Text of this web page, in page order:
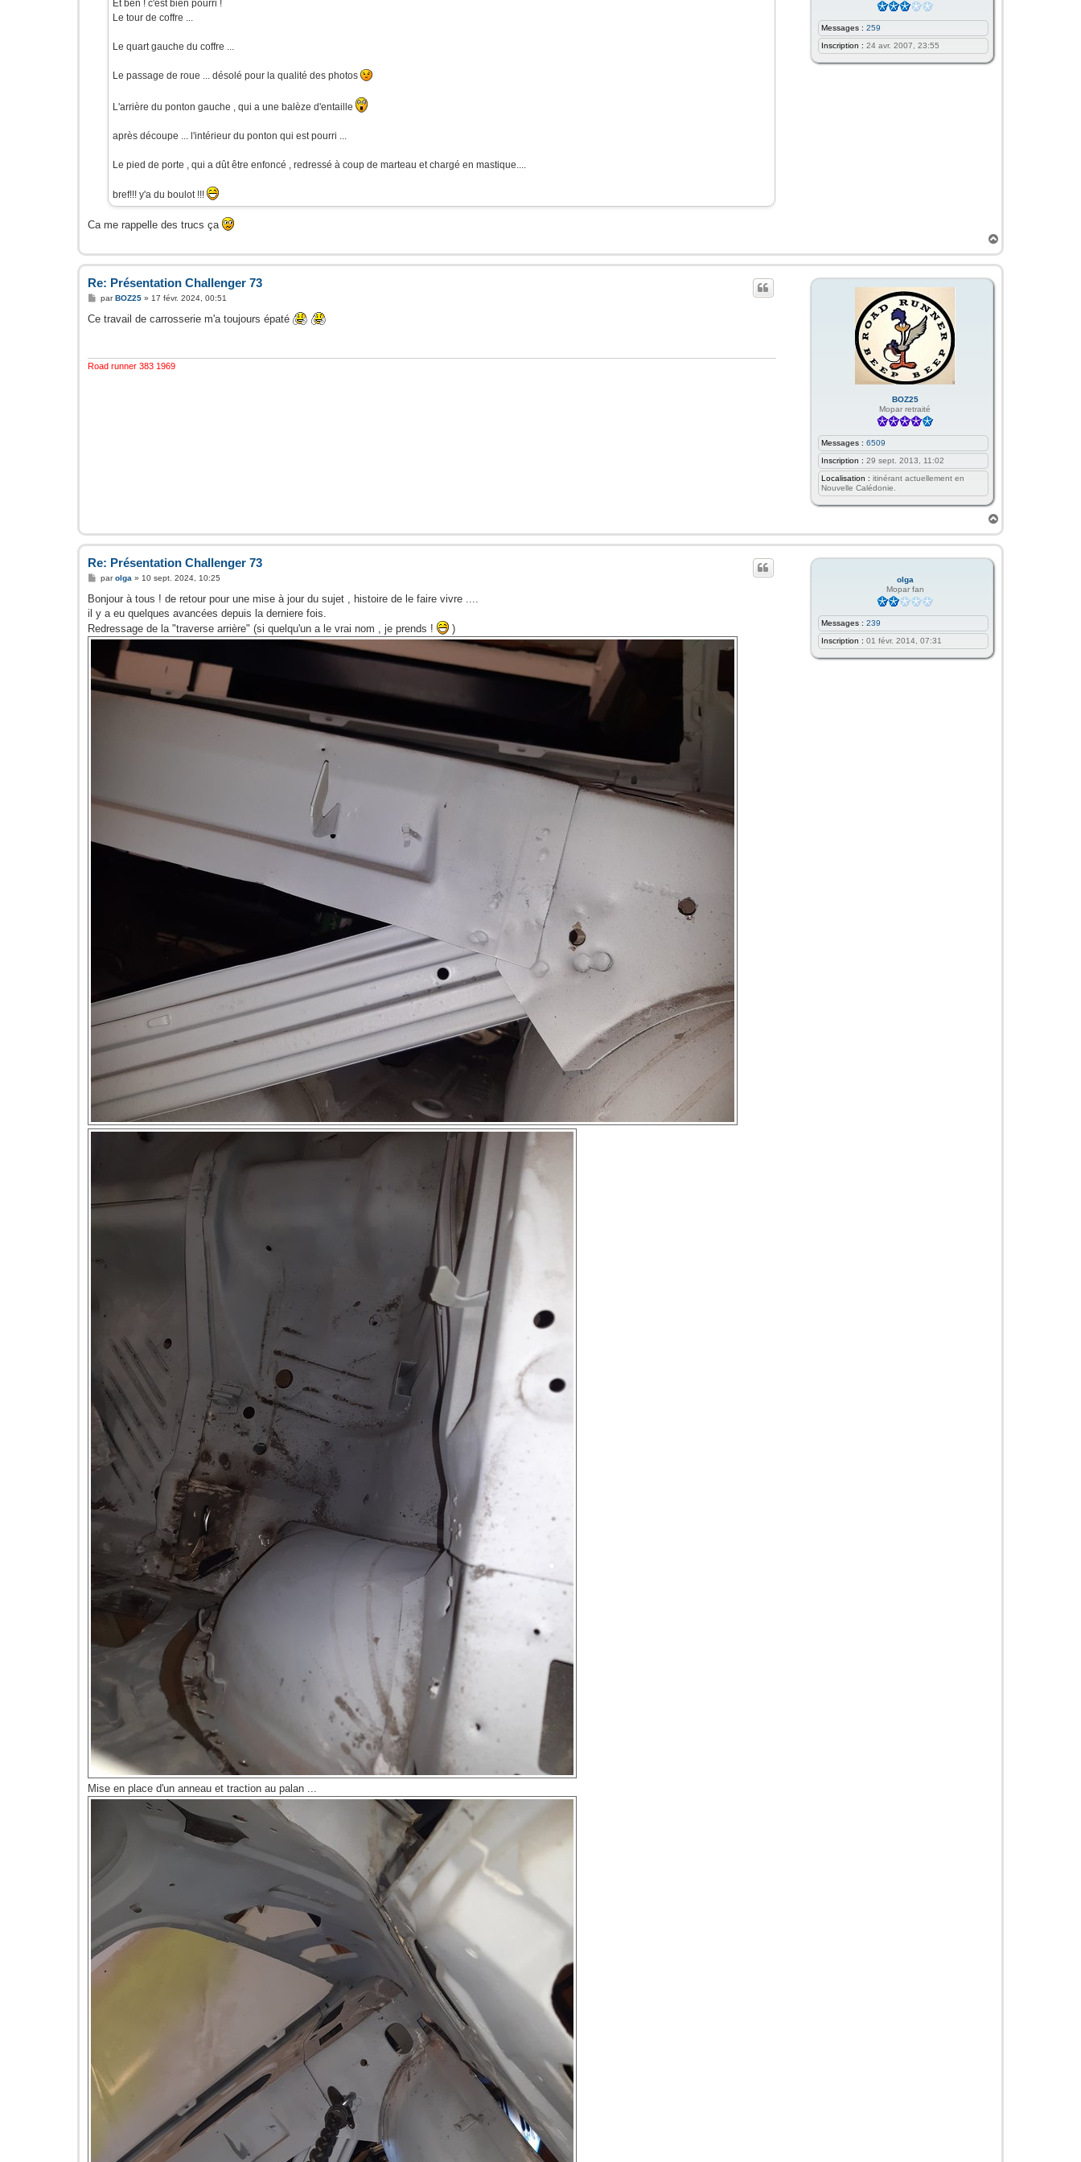
Messages : 259
Inscription : 24 avr. 2007, 23:55
Et ben ! c'est bien pourri !
Le tour de coffre ...
Le quart gauche du coffre ...
Le passage de roue ... désolé pour la qualité des photos
L'arrière du ponton gauche , qui a une balèze d'entaille
après découpe ... l'intérieur du ponton qui est pourri ...
Le pied de porte , qui a dût être enfoncé , redressé à coup de marteau et chargé en mastique....
bref!!! y'a du boulot !!!
Ca me rappelle des trucs ça
a
t
BOZ25
Mopar retraité
Messages : 6509
Inscription : 29 sept. 2013, 11:02
Localisation : itinérant actuellement en
Nouvelle Calédonie.
Re: Présentation Challenger 73
M
s
parBOZ25» 17 févr. 2024, 00:51
Ce travail de carrosserie m'a toujours épaté
Road runner 383 1969
a
t
olga
Mopar fan
Messages : 239
Inscription : 01 févr. 2014, 07:31
Re: Présentation Challenger 73
M
s
a
g
e
parolga» 10 sept. 2024, 10:25
Bonjour à tous ! de retour pour une mise à jour du sujet , histoire de le faire vivre ....
il y a eu quelques avancées depuis la derniere fois.
Redressage de la "traverse arrière" (si quelqu'un a le vrai nom , je prends !
)
Mise en place d'un anneau et traction au palan ...